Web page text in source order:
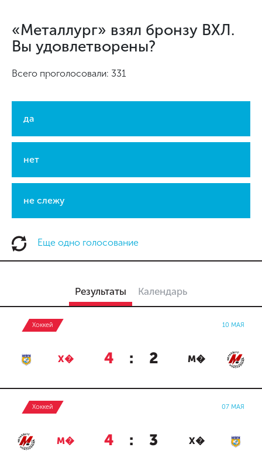
«Металлург» взял бронзу ВХЛ.
Вы удовлетворены?
Всего проголосовали: 331
да
нет
не слежу
Еще одно голосование
Результаты Календарь
Хоккей 10 МАЯ
Х� 4 : 2 М�
Хоккей 07 МАЯ
М� 4 : 3 Х�